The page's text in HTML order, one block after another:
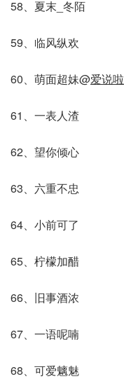
58、夏末_冬陌
59、临风纵欢
60、萌面超妹@爱说啦
61、一表人渣
62、望你倾心
63、六重不忠
64、小前可了
65、柠檬加醋
66、旧事酒浓
67、一语呢喃
68、可爱魑魅